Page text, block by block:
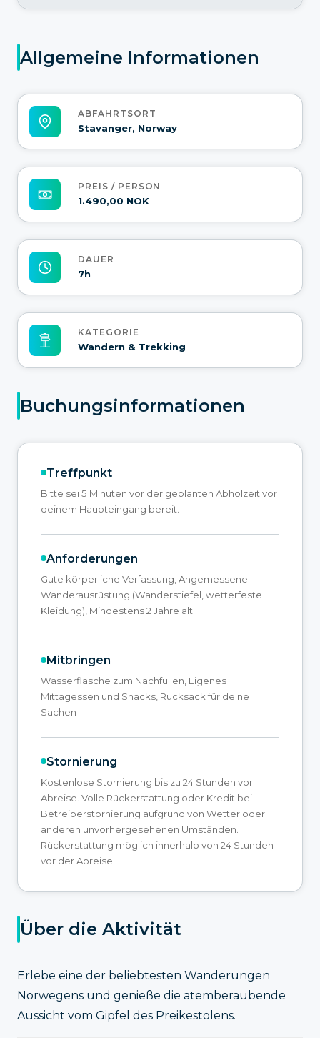
Allgemeine Informationen
ABFAHRTSORT
Stavanger, Norway
PREIS / PERSON
1.490,00 NOK
DAUER
7h
KATEGORIE
Wandern & Trekking
Buchungsinformationen
Treffpunkt
Bitte sei 5 Minuten vor der geplanten Abholzeit vor
deinem Haupteingang bereit.
Anforderungen
Gute körperliche Verfassung, Angemessene
Wanderausrüstung (Wanderstiefel, wetterfeste
Kleidung), Mindestens 2 Jahre alt
Mitbringen
Wasserflasche zum Nachfüllen, Eigenes
Mittagessen und Snacks, Rucksack für deine
Sachen
Stornierung
Kostenlose Stornierung bis zu 24 Stunden vor
Abreise. Volle Rückerstattung oder Kredit bei
Betreiberstornierung aufgrund von Wetter oder
anderen unvorhergesehenen Umständen.
Rückerstattung möglich innerhalb von 24 Stunden
vor der Abreise.
Über die Aktivität
Erlebe eine der beliebtesten Wanderungen
Norwegens und genieße die atemberaubende
Aussicht vom Gipfel des Preikestolens.